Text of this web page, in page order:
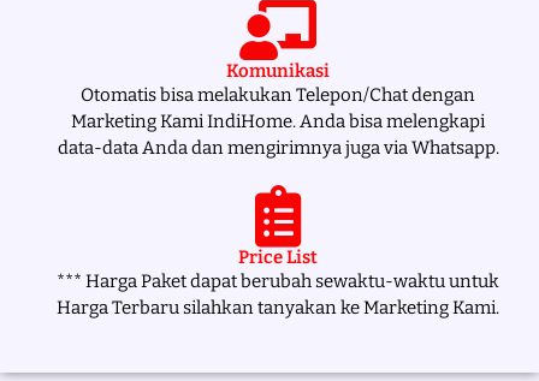
Komunikasi
Otomatis bisa melakukan Telepon/Chat dengan
Marketing Kami IndiHome. Anda bisa melengkapi
data-data Anda dan mengirimnya juga via Whatsapp.
Price List
*** Harga Paket dapat berubah sewaktu-waktu untuk
Harga Terbaru silahkan tanyakan ke Marketing Kami.